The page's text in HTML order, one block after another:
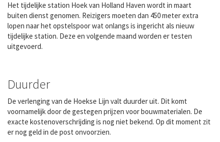
Het tijdelijke station Hoek van Holland Haven wordt in maart
buiten dienst genomen. Reizigers moeten dan 450 meter extra
lopen naar het opstelspoor wat onlangs is ingericht als nieuw
tijdelijke station. Deze en volgende maand worden er testen
uitgevoerd.
Duurder
De verlenging van de Hoekse Lijn valt duurder uit. Dit komt
voornamelijk door de gestegen prijzen voor bouwmaterialen. De
exacte kostenoverschrijding is nog niet bekend. Op dit moment zit
er nog geld in de post onvoorzien.